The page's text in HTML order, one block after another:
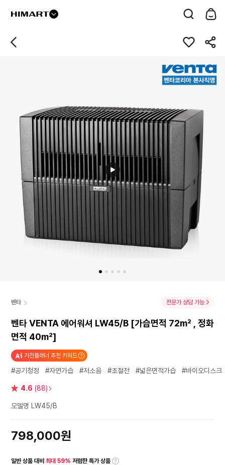
벤타 전문가 상담 가능
벤타 VENTA 에어워셔 LW45/B [가습면적 72m² , 정화
면적 40m²]
가전플래너 추천 키워드
#공기청정 #자연가습 #저소음 #초절전 #넓은면적가습 #바이오디스크
별 4.6 (88)
모델명 LW45/B
798,000원
일반 상품 대비 최대 59% 저렴한 특가 상품